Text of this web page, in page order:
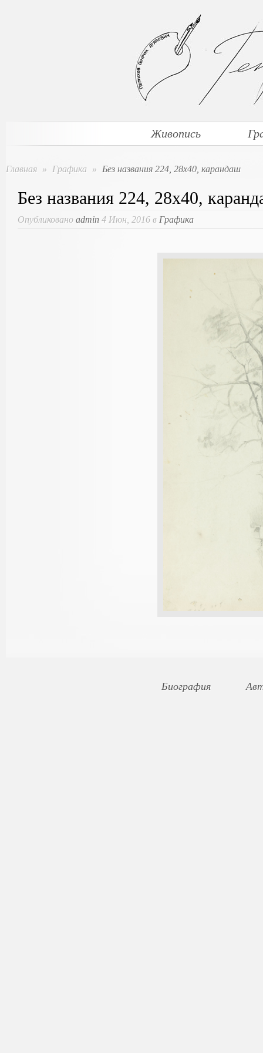
Живопись
Главная » Графика » Без названия 224, 28х40, карандаш
Без названия 224, 28х40,
Опубликовано admin 4 Июн, 2016 в Графика
Биография